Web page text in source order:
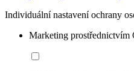
Individuální nastavení ochrany
Marketing prostřednictvím